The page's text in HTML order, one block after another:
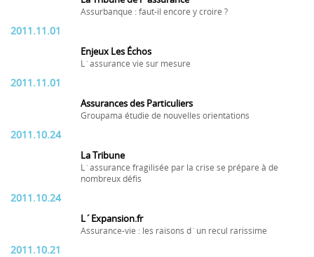
Assurbanque : faut-il encore y croire ?
2011.11.01
Enjeux Les Échos
L´assurance vie sur mesure
2011.11.01
Assurances des Particuliers
Groupama étudie de nouvelles orientations
2011.10.24
La Tribune
L´assurance fragilisée par la crise se prépare à de
nombreux défis
2011.10.24
L´Expansion.fr
Assurance-vie : les raisons d´un recul rarissime
2011.10.21